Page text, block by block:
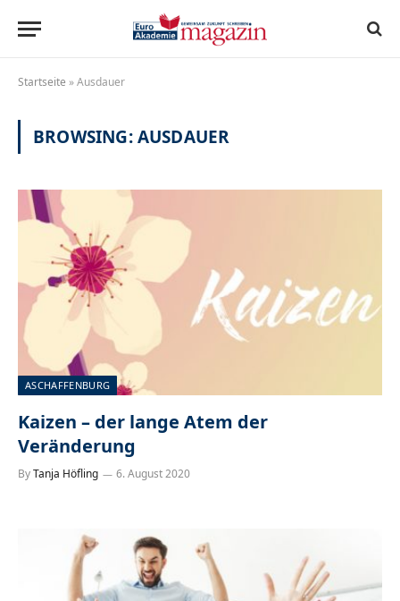
Startseite »Ausdauer
BROWSING:AUSDAUER
ASCHAFFENBURG
Kaizen – der lange Atem der
Veränderung
ByTanja Höfling 6. August 2020